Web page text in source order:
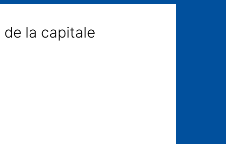
de la capitale